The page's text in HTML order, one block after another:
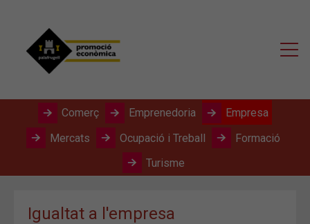
Comerç Emprenedoria
Empresa
Mercats
Ocupació i Treball
Formació
Turisme
Igualtat a l'empresa